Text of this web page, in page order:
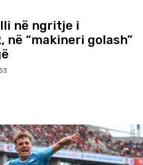
në ngritje i
në “makineri golash”